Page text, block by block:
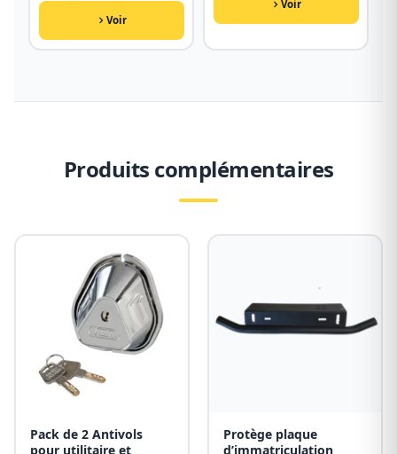
prix
était :
24,90€.
Le
actuel
est :
Voir
Voir
Produits complémentaires
Pack de 2 Antivols
pour utilitaire et
Protège plaque
d’immatriculation